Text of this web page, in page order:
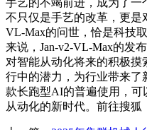
不只仅是手艺的改革，更是
VL-Max的问世，恰是科技
来说，Jan-v2-VL-Max的发
对智能从动化将来的积极
行中的潜力，为行业带来
款长跑型AI的普遍使用，可
从动化的新时代。前往搜狐